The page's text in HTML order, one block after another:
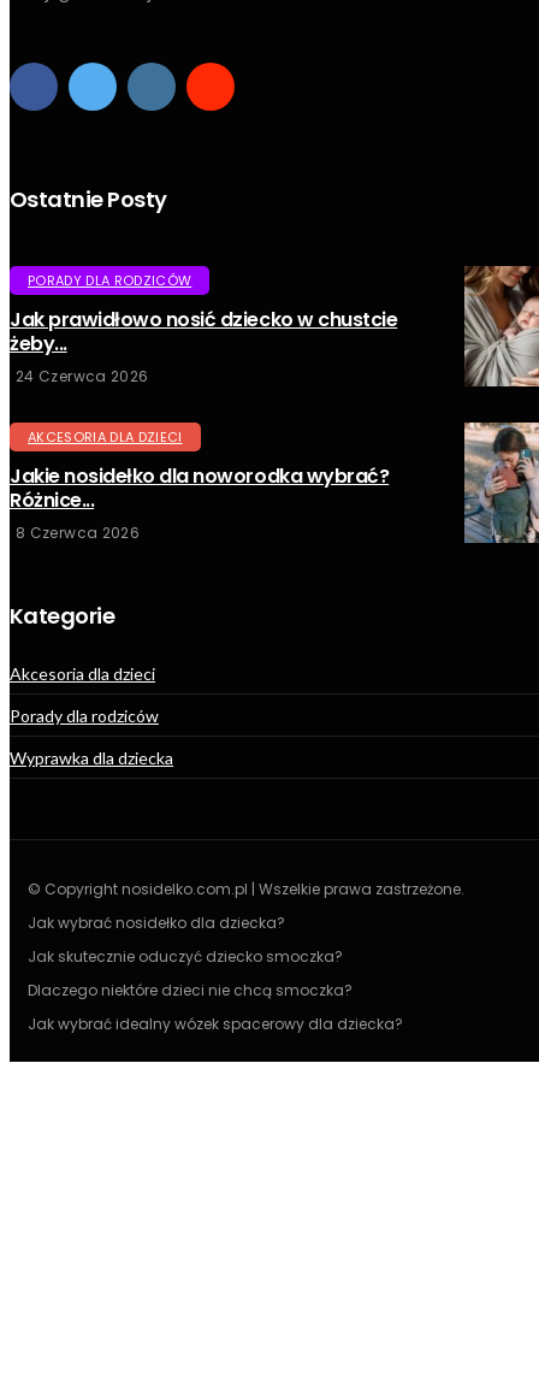
Ostatnie Posty
PORADY DLA RODZICÓW
Jak prawidłowo nosić dziecko w chustcie
żeby...
24 Czerwca 2026
AKCESORIA DLA DZIECI
Jakie nosidełko dla noworodka wybrać?
Różnice...
8 Czerwca 2026
Kategorie
Akcesoria dla dzieci
Porady dla rodziców
Wyprawka dla dziecka
© Copyright nosidelko.com.pl | Wszelkie prawa zastrzeżone.
Jak wybrać nosidełko dla dziecka?
Jak skutecznie oduczyć dziecko smoczka?
Dlaczego niektóre dzieci nie chcą smoczka?
Jak wybrać idealny wózek spacerowy dla dziecka?